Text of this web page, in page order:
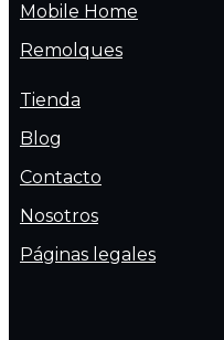
Mobile Home
Remolques
Tienda
Blog
Contacto
Nosotros
Páginas legales